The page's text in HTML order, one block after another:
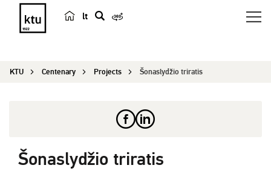
lt
KTU Centenary Projects Šonaslydžio triratis
Šonaslydžio triratis